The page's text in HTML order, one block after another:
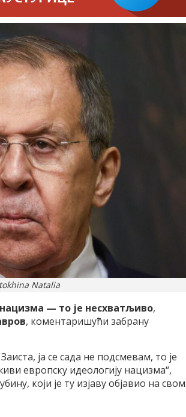
Natalia
— то је несхватљиво,
, коментаришући забрану
ја се сада не подсмевам, то је
европску идеологију нацизма“,
који је ту изјаву објавио на свом